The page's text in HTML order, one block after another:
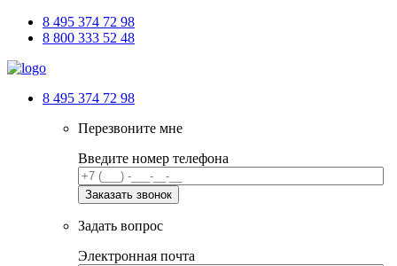
8 495 374 72 98
8 800 333 52 48
8 495 374 72 98
Перезвоните мне
Введите номер телефона
Задать вопрос
Электронная почта